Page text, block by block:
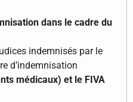
dans le cadre du
indemnisés par le
d’indemnisation
médicaux) et le FIVA